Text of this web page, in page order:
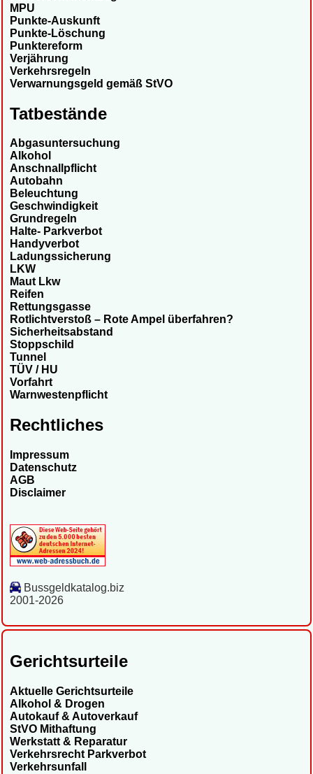
MPU
Punkte-Auskunft
Punkte-Löschung
Punktereform
Verjährung
Verkehrsregeln
Verwarnungsgeld gemäß StVO
Tatbestände
Abgasuntersuchung
Alkohol
Anschnallpflicht
Autobahn
Beleuchtung
Geschwindigkeit
Grundregeln
Halte- Parkverbot
Handyverbot
Ladungssicherung
LKW
Maut Lkw
Reifen
Rettungsgasse
Rotlichtverstoß – Rote Ampel überfahren?
Sicherheitsabstand
Stoppschild
Tunnel
TÜV / HU
Vorfahrt
Warnwestenpflicht
Rechtliches
Impressum
Datenschutz
AGB
Disclaimer
Bussgeldkatalog.biz
2001-2026
Gerichtsurteile
Aktuelle Gerichtsurteile
Alkohol & Drogen
Autokauf & Autoverkauf
StVO Mithaftung
Werkstatt & Reparatur
Verkehrsrecht Parkverbot
Verkehrsunfall